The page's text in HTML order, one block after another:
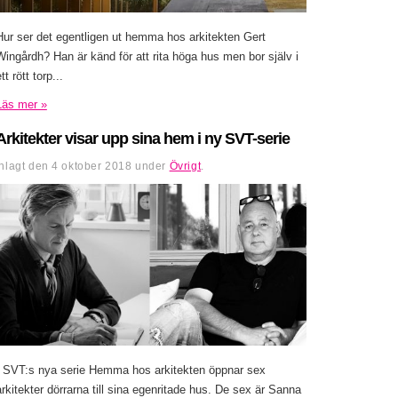
ser det egentligen ut hemma hos arkitekten Gert
Han är känd för att rita höga hus men bor själv i
rött torp...
mer »
visar upp sina hem i ny SVT-serie
den4 oktober 2018 under Övrigt.
nya serie Hemma hos arkitekten öppnar sex
dörrarna till sina egenritade hus. De sex är Sanna